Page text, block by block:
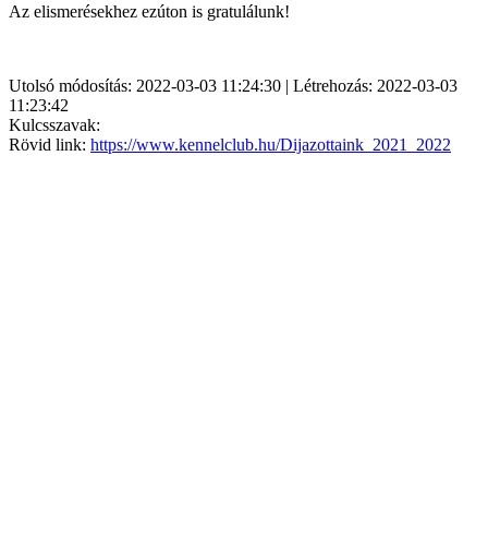
Az elismerésekhez ezúton is gratulálunk!
Utolsó módosítás: 2022-03-03 11:24:30 | Létrehozás: 2022-03-03
11:23:42
Kulcsszavak:
Rövid link: https://www.kennelclub.hu/Dijazottaink_2021_2022